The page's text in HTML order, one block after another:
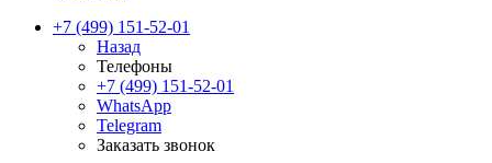
+7 (499) 151-52-01
Назад
Телефоны
+7 (499) 151-52-01
WhatsApp
Telegram
Заказать звонок